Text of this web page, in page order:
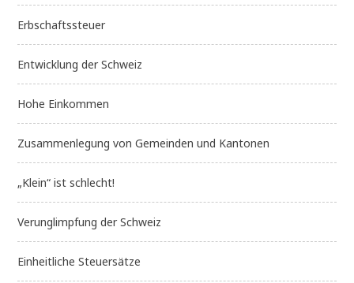
Erbschaftssteuer
Entwicklung der Schweiz
Hohe Einkommen
Zusammenlegung von Gemeinden und Kantonen
„Klein“ ist schlecht!
Verunglimpfung der Schweiz
Einheitliche Steuersätze